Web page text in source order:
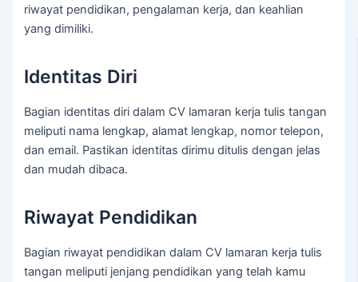
riwayat pendidikan, pengalaman kerja, dan keahlian
yang dimiliki.
Identitas Diri
Bagian identitas diri dalam CV lamaran kerja tulis tangan
meliputi nama lengkap, alamat lengkap, nomor telepon,
dan email. Pastikan identitas dirimu ditulis dengan jelas
dan mudah dibaca.
Riwayat Pendidikan
Bagian riwayat pendidikan dalam CV lamaran kerja tulis
tangan meliputi jenjang pendidikan yang telah kamu